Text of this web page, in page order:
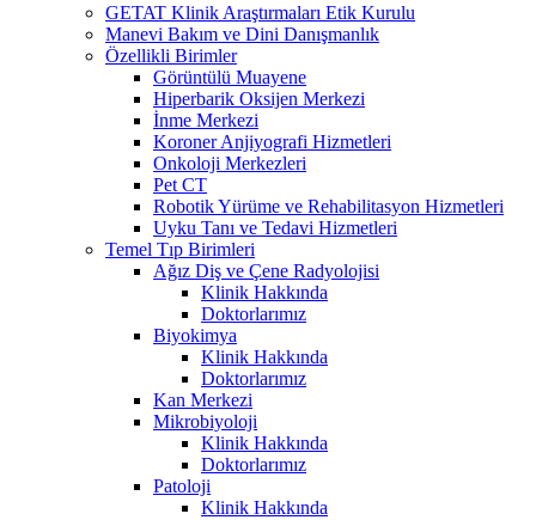
GETAT Klinik Araştırmaları Etik Kurulu
Manevi Bakım ve Dini Danışmanlık
Özellikli Birimler
Görüntülü Muayene
Hiperbarik Oksijen Merkezi
İnme Merkezi
Koroner Anjiyografi Hizmetleri
Onkoloji Merkezleri
Pet CT
Robotik Yürüme ve Rehabilitasyon Hizmetleri
Uyku Tanı ve Tedavi Hizmetleri
Temel Tıp Birimleri
Ağız Diş ve Çene Radyolojisi
Klinik Hakkında
Doktorlarımız
Biyokimya
Klinik Hakkında
Doktorlarımız
Kan Merkezi
Mikrobiyoloji
Klinik Hakkında
Doktorlarımız
Patoloji
Klinik Hakkında